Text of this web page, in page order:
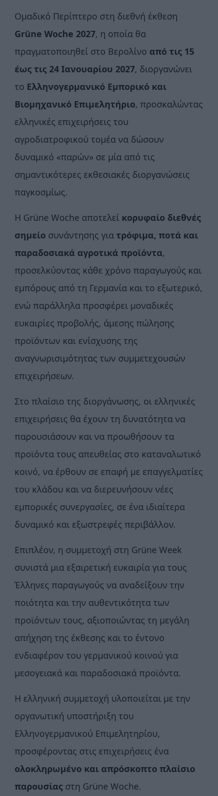
Ομαδικό Περίπτερο στη διεθνή έκθεση
Grüne Woche 2027, η οποία θα
πραγματοποιηθεί στο Βερολίνο από τις 15
έως τις 24 Ιανουαρίου 2027, διοργανώνει
το Ελληνογερμανικό Εμπορικό και
Βιομηχανικό Επιμελητήριο, προσκαλώντας
ελληνικές επιχειρήσεις του
αγροδιατροφικού τομέα να δώσουν
δυναμικό «παρών» σε μία από τις
σημαντικότερες εκθεσιακές διοργανώσεις
παγκοσμίως.
Η Grüne Woche αποτελεί κορυφαίο διεθνές
σημείο συνάντησης για τρόφιμα, ποτά και
παραδοσιακά αγροτικά προϊόντα,
προσελκύοντας κάθε χρόνο παραγωγούς και
εμπόρους από τη Γερμανία και το εξωτερικό,
ενώ παράλληλα προσφέρει μοναδικές
ευκαιρίες προβολής, άμεσης πώλησης
προϊόντων και ενίσχυσης της
αναγνωρισιμότητας των συμμετεχουσών
επιχειρήσεων.
Στο πλαίσιο της διοργάνωσης, οι ελληνικές
επιχειρήσεις θα έχουν τη δυνατότητα να
παρουσιάσουν και να προωθήσουν τα
προϊόντα τους απευθείας στο καταναλωτικό
κοινό, να έρθουν σε επαφή με επαγγελματίες
του κλάδου και να διερευνήσουν νέες
εμπορικές συνεργασίες, σε ένα ιδιαίτερα
δυναμικό και εξωστρεφές περιβάλλον.
Επιπλέον, η συμμετοχή στη Grüne Week
συνιστά μια εξαιρετική ευκαιρία για τους
Έλληνες παραγωγούς να αναδείξουν την
ποιότητα και την αυθεντικότητα των
προϊόντων τους, αξιοποιώντας τη μεγάλη
απήχηση της έκθεσης και το έντονο
ενδιαφέρον του γερμανικού κοινού για
μεσογειακά και παραδοσιακά προϊόντα.
Η ελληνική συμμετοχή υλοποιείται με την
οργανωτική υποστήριξη του
Ελληνογερμανικού Επιμελητηρίου,
προσφέροντας στις επιχειρήσεις ένα
ολοκληρωμένο και απρόσκοπτο πλαίσιο
παρουσίας στη Grüne Woche.